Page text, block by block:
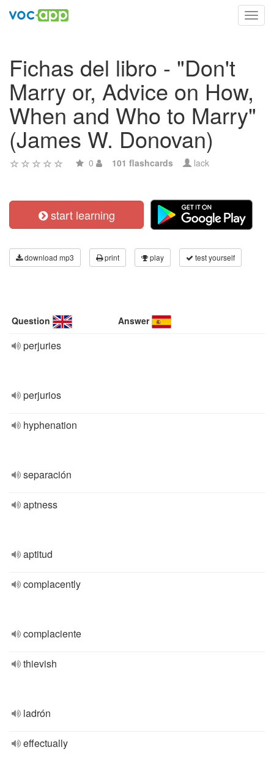
Fichas del libro - "Don't
Marry or, Advice on How,
When and Who to Marry"
(James W. Donovan)
0 101 flashcards lack
start learning
download mp3 print play test yourself
Question Answer
perjuries
perjurios
hyphenation
separación
aptness
aptitud
complacently
complaciente
thievish
ladrón
effectually